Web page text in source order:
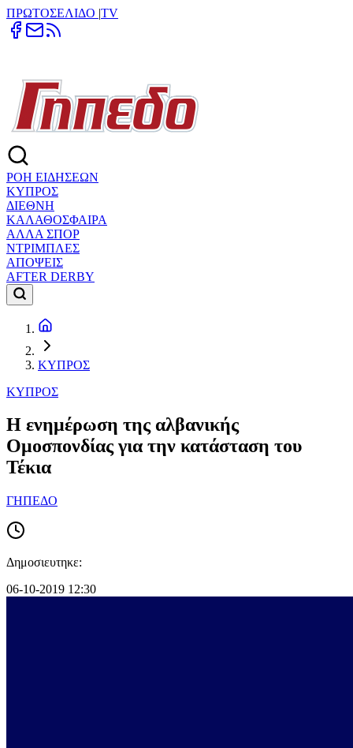
ΠΡΩΤΟΣΕΛΙΔΟ |TV
ΡΟΗ ΕΙΔΗΣΕΩΝ
ΚΥΠΡΟΣ
ΔΙΕΘΝΗ
ΚΑΛΑΘΟΣΦΑΙΡΑ
ΑΛΛΑ ΣΠΟΡ
ΝΤΡΙΜΠΛΕΣ
ΑΠΟΨΕΙΣ
AFTER DERBY
ΚΥΠΡΟΣ
ΚΥΠΡΟΣ
Η ενημέρωση της αλβανικής
Ομοσπονδίας για την κατάσταση του
Τέκια
ΓΗΠΕΔΟ
Δημοσιευτηκε:
06-10-2019 12:30